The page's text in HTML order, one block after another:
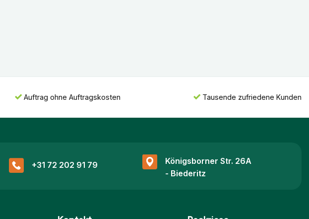
Auftrag ohne Auftragskosten Tausende zufriedene Kunden
+31 72 202 91 79
Königsborner Str. 26A
- Biederitz